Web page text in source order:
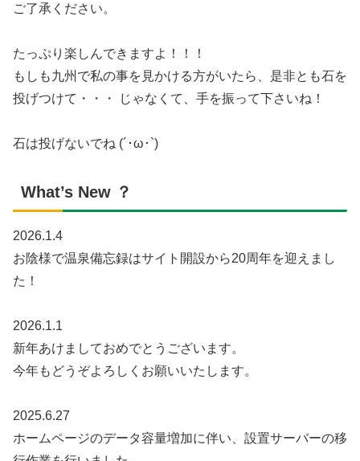
ご了承ください。
たっぷり楽しんできますよ！！！
もしも九州で私の事を見かける方がいたら、是非とも石を
投げつけて・・・ じゃなくて、手を振って下さいね！
石は投げないでね (´･ω･`)
What’s New ？
2026.1.4
お陰様で温泉備忘録はサイト開設から20周年を迎えまし
た！
2026.1.1
新年あけましておめでとうございます。
今年もどうぞよろしくお願いいたします。
2025.6.27
ホームページのデータ容量増加に伴い、設置サーバーの移